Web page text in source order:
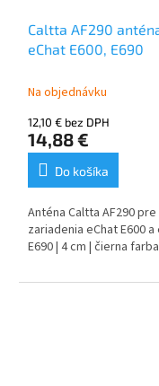
Caltta AF290
eChat E600, E690
Na objednávku
12,10 € bez DPH
14,88 €
Do košíka
Anténa Caltta AF290 pre
zariadenia eChat E600 a
E690 | 4 cm | čierna farba